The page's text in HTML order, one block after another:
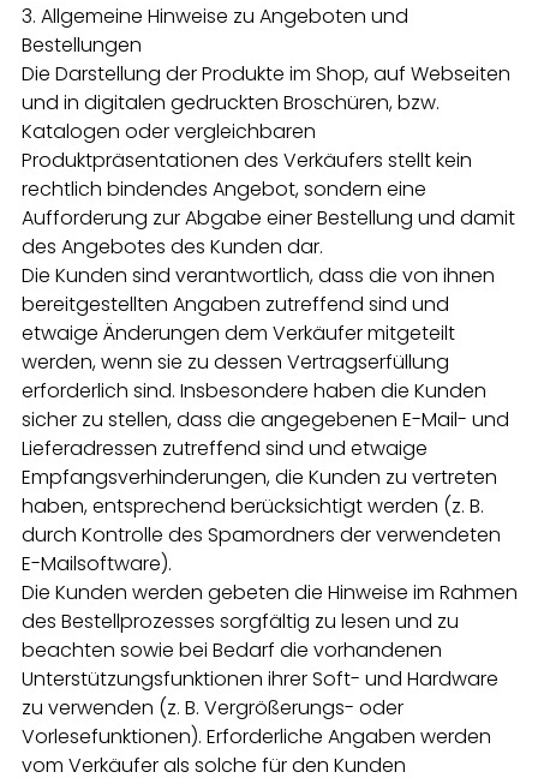
3. Allgemeine Hinweise zu Angeboten und
Bestellungen
Die Darstellung der Produkte im Shop, auf Webseiten
und in digitalen gedruckten Broschüren, bzw.
Katalogen oder vergleichbaren
Produktpräsentationen des Verkäufers stellt kein
rechtlich bindendes Angebot, sondern eine
Aufforderung zur Abgabe einer Bestellung und damit
des Angebotes des Kunden dar.
Die Kunden sind verantwortlich, dass die von ihnen
bereitgestellten Angaben zutreffend sind und
etwaige Änderungen dem Verkäufer mitgeteilt
werden, wenn sie zu dessen Vertragserfüllung
erforderlich sind. Insbesondere haben die Kunden
sicher zu stellen, dass die angegebenen E-Mail- und
Lieferadressen zutreffend sind und etwaige
Empfangsverhinderungen, die Kunden zu vertreten
haben, entsprechend berücksichtigt werden (z. B.
durch Kontrolle des Spamordners der verwendeten
E-Mailsoftware).
Die Kunden werden gebeten die Hinweise im Rahmen
des Bestellprozesses sorgfältig zu lesen und zu
beachten sowie bei Bedarf die vorhandenen
Unterstützungsfunktionen ihrer Soft- und Hardware
zu verwenden (z. B. Vergrößerungs- oder
Vorlesefunktionen). Erforderliche Angaben werden
vom Verkäufer als solche für den Kunden